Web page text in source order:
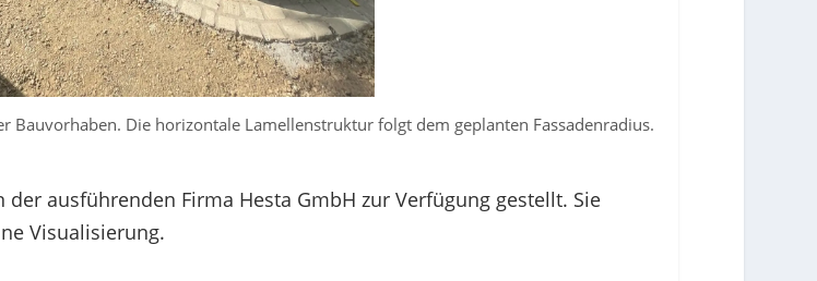
Die horizontale Lamellenstruktur folgt dem geplanten Fassadenradius.
ausführenden Firma Hesta GmbH zur Verfügung gestellt. Sie
Visualisierung.